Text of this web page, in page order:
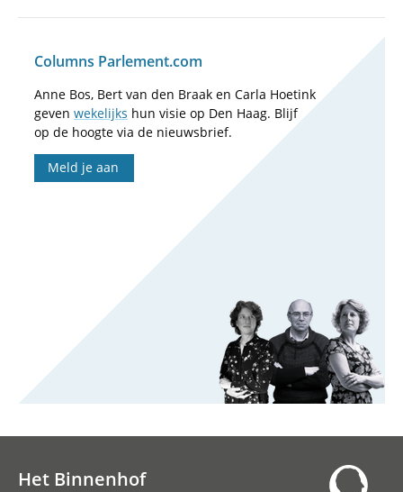
Columns Parlement.com
Anne Bos, Bert van den Braak en Carla Hoetink
geven wekelijks hun visie op Den Haag. Blijf
op de hoogte via de nieuwsbrief.
Meld je aan
Het Binnenhof